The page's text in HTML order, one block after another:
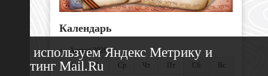
Календарь
«Август 2026 »
Пн
Вт Ср Чт Пт Сб
Вс
Мы используем Яндекс Метрику и
Рейтинг Mail.Ru